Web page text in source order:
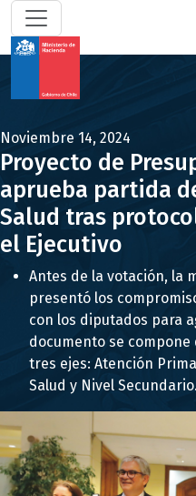
Noviembre 14, 2024
Proyecto de
aprueba partida
Salud tras
el Ejecutivo
Antes de la votación, la
presentó los
con los diputados para
documento se compone
tres ejes: Atención
Salud y Nivel Secundario.